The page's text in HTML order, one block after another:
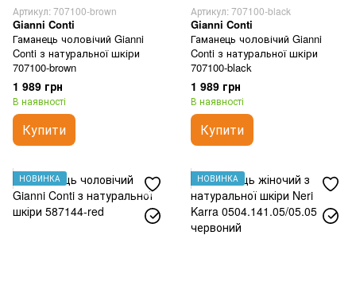
Артикул: 707100-brown
Gianni Conti
Гаманець чоловічий Gianni
Conti з натуральної шкіри
707100-brown
1 989 грн
В наявності
Купити
Артикул: 707100-black
Gianni Conti
Гаманець чоловічий Gianni
Conti з натуральної шкіри
707100-black
1 989 грн
В наявності
Купити
НОВИНКА НОВИНКА